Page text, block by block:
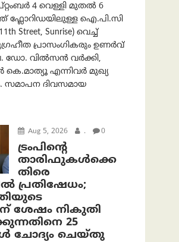
4 വെള്ളി മുതൽ 6
ഫ്ലോറിഡയിലുള്ള ഐ.പി.സി
Street, Sunrise) വെച്ച്
പ്രാസംഗികരും ഉണർവ്
ഡോ. വിൽസൻ വർക്കി,
എന്നിവർ മുഖ്യ
സമാപന ദിവസമായ
Aug 5, 2026 . 0
ട്രംപിന്റെ
താരിഫുകൾക്കെ
തിരെ
പ്രതിഷേധം;
ശേഷം നികുതി
25
ചോദ്യം ചെയ്തു